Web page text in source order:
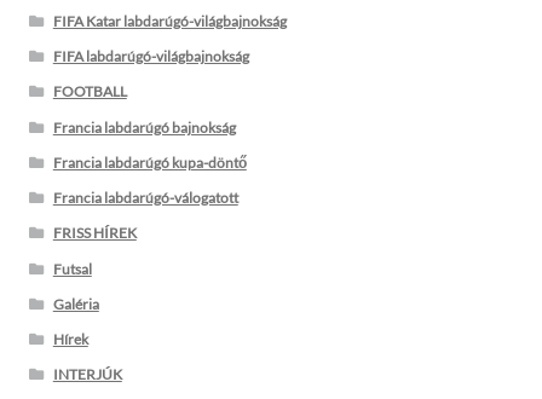
FIFA Katar labdarúgó-világbajnokság
FIFA labdarúgó-világbajnokság
FOOTBALL
Francia labdarúgó bajnokság
Francia labdarúgó kupa-döntő
Francia labdarúgó-válogatott
FRISS HÍREK
Futsal
Galéria
Hírek
INTERJÚK